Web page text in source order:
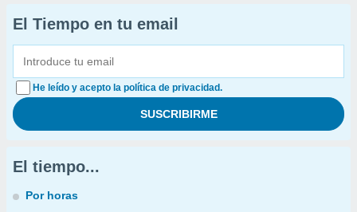
El Tiempo en tu email
He leído y acepto la política de privacidad.
El tiempo...
Por horas